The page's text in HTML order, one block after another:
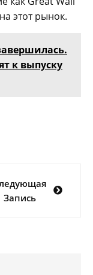
этот рынок.
к выпуску
Запись